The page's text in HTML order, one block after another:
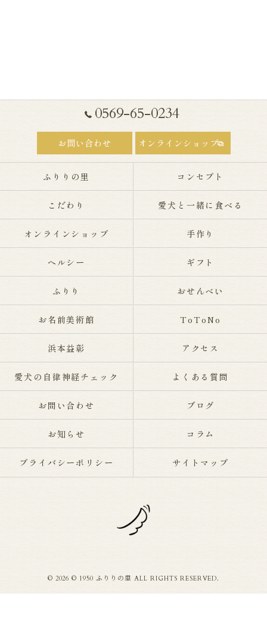
0569-65-0234
お問い合わせ オンラインショップ
ふりりの里 コンセプト
こだわり 愛犬と一緒に食べる
オンラインショップ 手作り
ヘルシー ギフト
ふりり おせんべい
お名前美術館 ToToNo
浜本益彰 アクセス
愛犬の自律神経チェック よくある質問
お問い合わせ ブログ
お知らせ コラム
プライバシーポリシー サイトマップ
© 2026 © 1950 ふりりの里 ALL RIGHTS RESERVED.